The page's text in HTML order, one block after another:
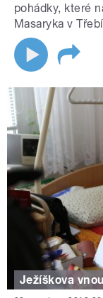
pohádky, které
Masaryka v
Ježíškova